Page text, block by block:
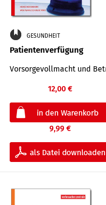
GESUNDHEIT
Patientenverfügung
Vorsorgevollmacht und
12,00 €
9,99 €